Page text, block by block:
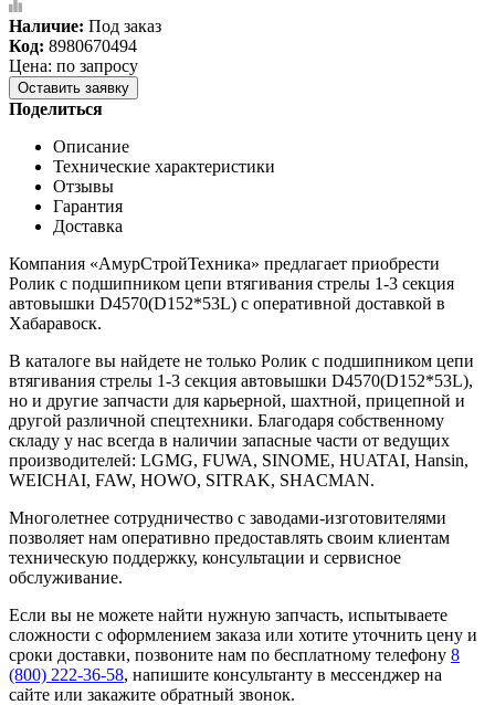
Наличие: Под заказ
Код: 8980670494
Цена: по запросу
Оставить заявку
Поделиться
Описание
Технические характеристики
Отзывы
Гарантия
Доставка
Компания «АмурСтройТехника» предлагает приобрести
Ролик c подшипником цепи втягивания стрелы 1-3 секция
автовышки D4570(D152*53L) с оперативной доставкой в
Хабаравоск.
В каталоге вы найдете не только Ролик c подшипником цепи
втягивания стрелы 1-3 секция автовышки D4570(D152*53L),
но и другие запчасти для карьерной, шахтной, прицепной и
другой различной спецтехники. Благодаря собственному
складу у нас всегда в наличии запасные части от ведущих
производителей: LGMG, FUWA, SINOME, HUATAI, Hansin,
WEICHAI, FAW, HOWO, SITRAK, SHACMAN.
Многолетнее сотрудничество с заводами-изготовителями
позволяет нам оперативно предоставлять своим клиентам
техническую поддержку, консультации и сервисное
обслуживание.
Если вы не можете найти нужную запчасть, испытываете
сложности с оформлением заказа или хотите уточнить цену и
сроки доставки, позвоните нам по бесплатному телефону 8
(800) 222-36-58, напишите консультанту в мессенджер на
сайте или закажите обратный звонок.